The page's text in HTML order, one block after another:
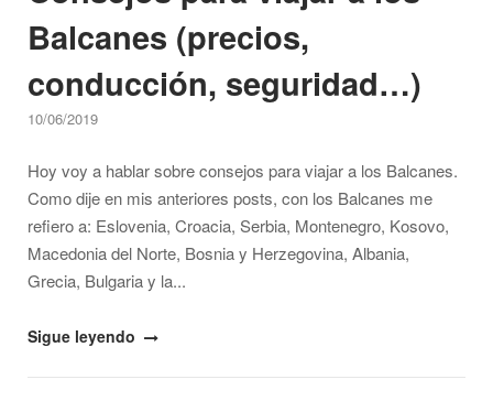
Balcanes (precios,
conducción, seguridad…)
10/06/2019
Hoy voy a hablar sobre consejos para viajar a los Balcanes.
Como dije en mis anteriores posts, con los Balcanes me
refiero a: Eslovenia, Croacia, Serbia, Montenegro, Kosovo,
Macedonia del Norte, Bosnia y Herzegovina, Albania,
Grecia, Bulgaria y la...
"Consejos
Sigue leyendo